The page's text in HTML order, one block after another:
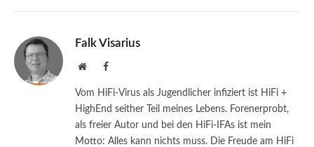
Falk Visarius
WebsiteFacebook
Vom HiFi-Virus als Jugendlicher infiziert ist HiFi +
HighEnd seither Teil meines Lebens. Forenerprobt,
als freier Autor und bei den HiFi-IFAs ist mein
Motto: Alles kann nichts muss. Die Freude am HiFi